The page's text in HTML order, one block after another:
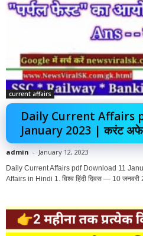
current affairs
Daily Current Affairs
January 2023 | करंट
admin - January 12, 2023
Daily Current Affairs pdf Download 11
Affairs in Hindi 1. विश्व हिंदी दिवस — 10 जनवरी